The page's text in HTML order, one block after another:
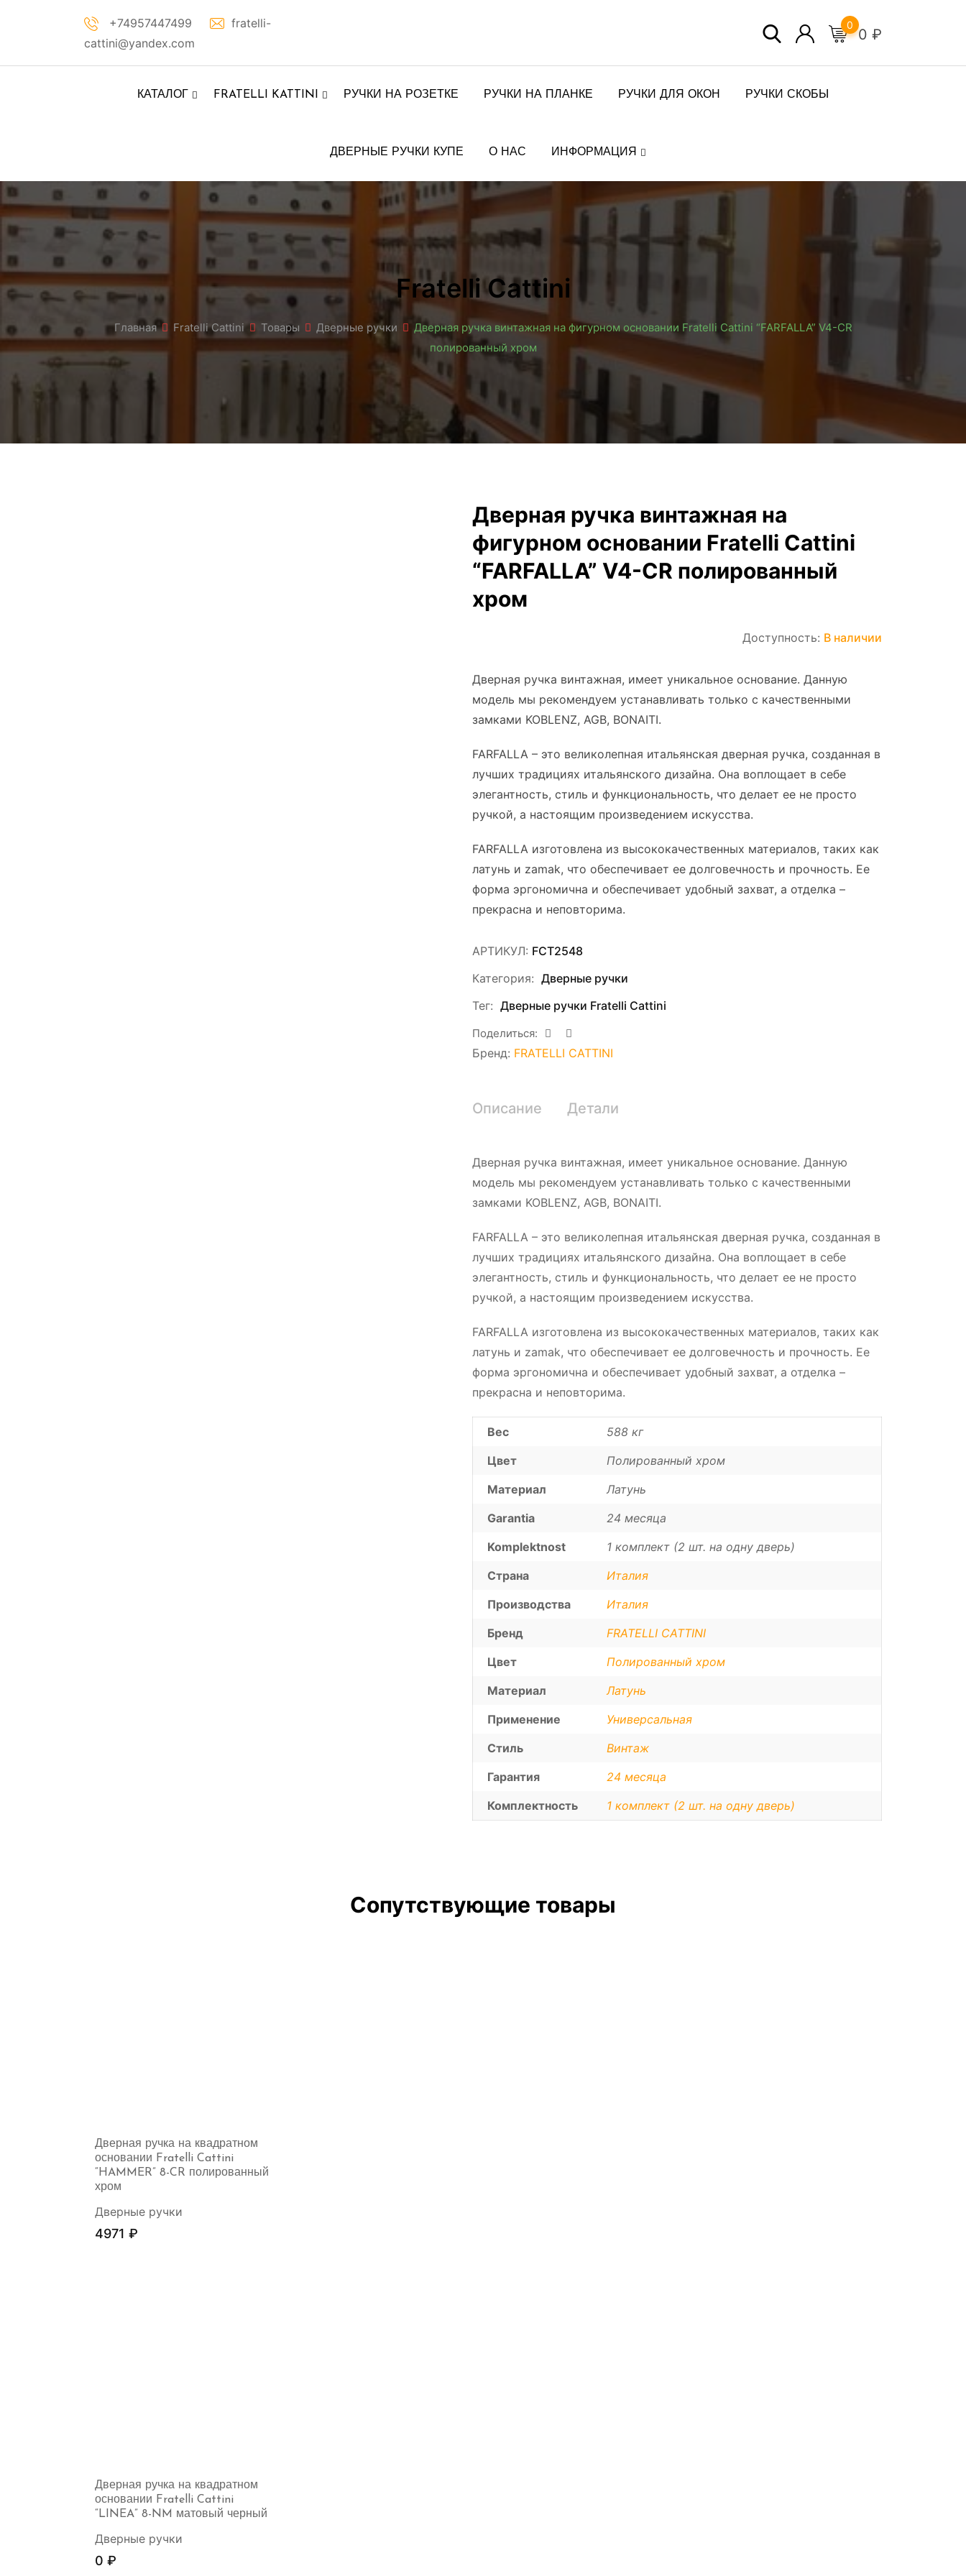
+74957447499
fratelli-
cattini@yandex.com
0 ₽
0
КАТАЛОГ FRATELLI KATTINI РУЧКИ НА РОЗЕТКЕ РУЧКИ НА ПЛАНКЕ РУЧКИ ДЛЯ ОКОН РУЧКИ СКОБЫ
ДВЕРНЫЕ РУЧКИ КУПЕ О НАС ИНФОРМАЦИЯ
Fratelli Cattini
Главная Fratelli Cattini Товары Дверные ручки
Дверная ручка винтажная на фигурном основании Fratelli Cattini “FARFALLA” V4-CR
полированный хром
Дверная ручка винтажная на
фигурном основании Fratelli Cattini
“FARFALLA” V4-CR полированный
хром
Доступность: В наличии
Дверная ручка винтажная, имеет уникальное основание. Данную
модель мы рекомендуем устанавливать только с качественными
замками KOBLENZ, AGB, BONAITI.
FARFALLA – это великолепная итальянская дверная ручка, созданная в
лучших традициях итальянского дизайна. Она воплощает в себе
элегантность, стиль и функциональность, что делает ее не просто
ручкой, а настоящим произведением искусства.
FARFALLA изготовлена из высококачественных материалов, таких как
латунь и zamak, что обеспечивает ее долговечность и прочность. Ее
форма эргономична и обеспечивает удобный захват, а отделка –
прекрасна и неповторима.
АРТИКУЛ: FCT2548
Категория: Дверные ручки
Тег: Дверные ручки Fratelli Cattini
Поделиться:
Бренд: FRATELLI CATTINI
Описание Детали
Дверная ручка винтажная, имеет уникальное основание. Данную
модель мы рекомендуем устанавливать только с качественными
замками KOBLENZ, AGB, BONAITI.
FARFALLA – это великолепная итальянская дверная ручка, созданная в
лучших традициях итальянского дизайна. Она воплощает в себе
элегантность, стиль и функциональность, что делает ее не просто
ручкой, а настоящим произведением искусства.
FARFALLA изготовлена из высококачественных материалов, таких как
латунь и zamak, что обеспечивает ее долговечность и прочность. Ее
форма эргономична и обеспечивает удобный захват, а отделка –
прекрасна и неповторима.
Вес
588 кг
Цвет
Полированный хром
Материал
Латунь
Garantia
24 месяца
Komplektnost
1 комплект (2 шт. на одну дверь)
Страна
Италия
Производства
Италия
Бренд
FRATELLI CATTINI
Цвет
Полированный хром
Материал
Латунь
Применение
Универсальная
Стиль
Винтаж
Гарантия
24 месяца
Комплектность
1 комплект (2 шт. на одну дверь)
Сопутствующие товары
Дверная ручка на квадратном
основании Fratelli Cattini
“HAMMER” 8-CR полированный
хром
Дверные ручки
4971 ₽
Дверная ручка на квадратном
основании Fratelli Cattini
“LINEA” 8-NM матовый черный
Дверные ручки
0 ₽